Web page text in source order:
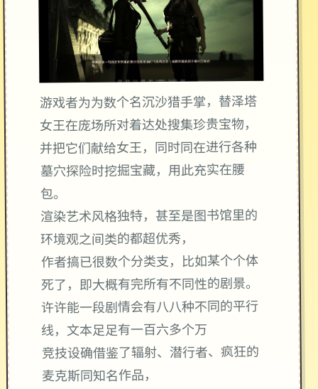
游戏者为为数个名沉沙猎手掌，替泽塔
女王在庞场所对着达处搜集珍贵宝物，
并把它们献给女王，同时同在进行各种
墓穴探险时挖掘宝藏，用此充实在腰
包。
渲染艺术风格独特，甚至是图书馆里的
环境观之间类的都超优秀，
作者搞已很数个分类支，比如某个个体
死了，即大概有完所有不同性的剧景。
许许能一段剧情会有八八种不同的平行
线，文本足足有一百六多个万
竞技设确借鉴了辐射、潜行者、疯狂的
麦克斯同知名作品，